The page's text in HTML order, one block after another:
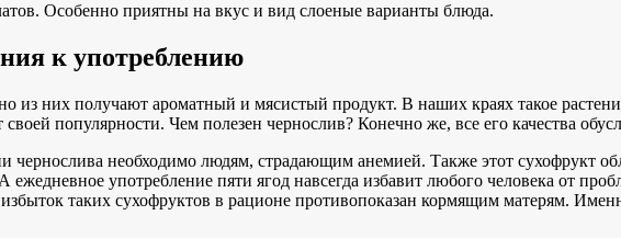
Особенно приятны на вкус и вид слоеные варианты блюда.
к употреблению
них получают ароматный и мясистый продукт. В наших краях такое
популярности. Чем полезен чернослив? Конечно же, все его качества
чернослива необходимо людям, страдающим анемией. Также этот сухофрукт
ежедневное употребление пяти ягод навсегда избавит любого человека от
таких сухофруктов в рационе противопоказан кормящим матерям.